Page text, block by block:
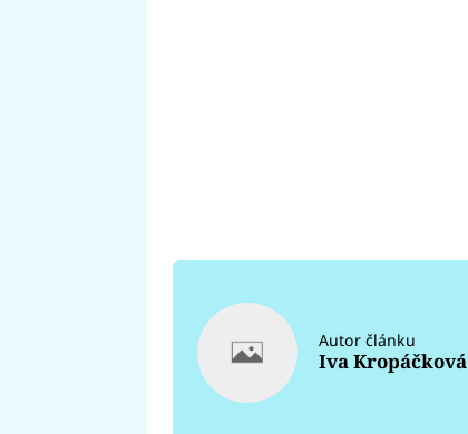
Autor článku
Iva Kropáčková